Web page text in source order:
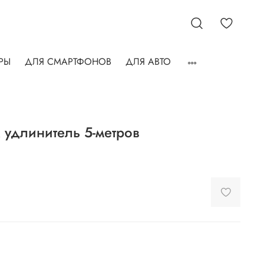
ДЛЯ СМАРТФОНОВ ДЛЯ АВТО
5-метров